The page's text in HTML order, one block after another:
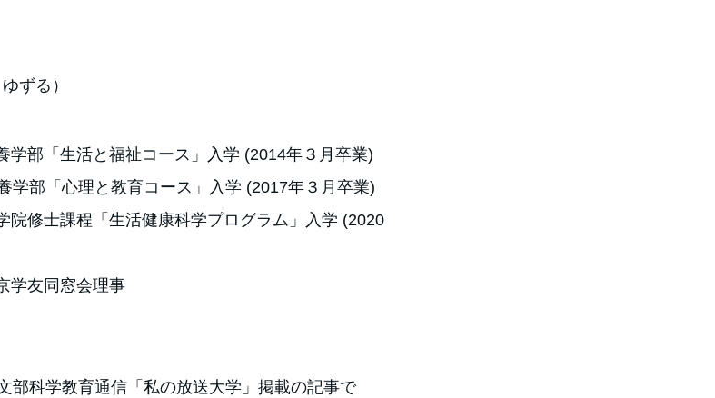
ずる）
学部「生活と福祉コース」入学 (2014年３月卒業)
学部「心理と教育コース」入学 (2017年３月卒業)
院修士課程「生活健康科学プログラム」入学 (2020
学友同窓会理事
部科学教育通信「私の放送大学」掲載の記事で